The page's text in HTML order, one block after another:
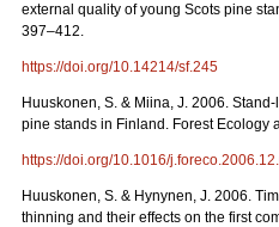
external quality of young Scots pine
397–412.
https://doi.org/10.14214/sf.245
Huuskonen, S. & Miina, J. 2006.
pine stands in Finland. Forest Ecology
https://doi.org/10.1016/
Huuskonen, S. & Hynynen, J. 2006.
thinning and their effects on the first